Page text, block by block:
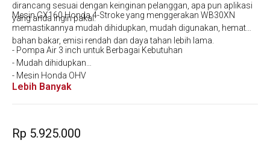
dirancang sesuai dengan keinginan pelanggan, apa pun aplikasi
yang anda ingin pakai.
Mesin GX160 Honda 4-Stroke yang menggerakan WB30XN
memastikannya mudah dihidupkan, mudah digunakan, hemat
bahan bakar, emisi rendah dan daya tahan lebih lama.
- Pompa Air 3 inch untuk Berbagai Kebutuhan
- Mudah dihidupkan
- Mesin Honda OHV
- Irit Bahan Bakar
Lebih Banyak
Rp 5.925.000